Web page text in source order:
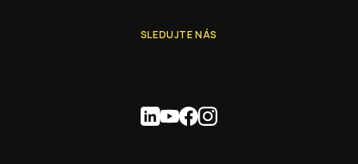
SLEDUJTE NÁS